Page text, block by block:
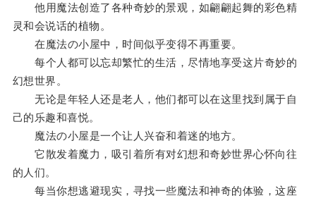
他用魔法创造了各种奇妙的景观，如翩翩起舞的彩色精
灵和会说话的植物。
在魔法の小屋中，时间似乎变得不再重要。
每个人都可以忘却繁忙的生活，尽情地享受这片奇妙的
幻想世界。
无论是年轻人还是老人，他们都可以在这里找到属于自
己的乐趣和喜悦。
魔法の小屋是一个让人兴奋和着迷的地方。
它散发着魔力，吸引着所有对幻想和奇妙世界心怀向往
的人们。
每当你想逃避现实，寻找一些魔法和神奇的体验，这座